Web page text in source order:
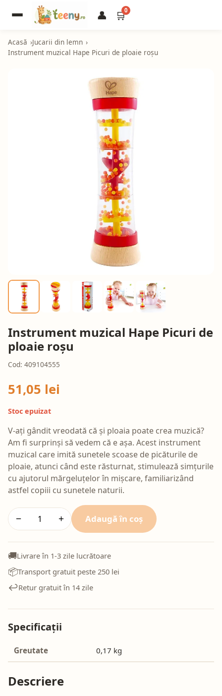
👤 🛒0
Acasă
Jucarii din lemn
Instrument muzical Hape Picuri de ploaie roșu
Instrument muzical Hape Picuri de
ploaie roșu
Cod: 409104555
51,05 lei
Stoc epuizat
V-ați gândit vreodată că și ploaia poate crea muzică?
Am fi surprinși să vedem că e așa. Acest instrument
muzical care imită sunetele scoase de picăturile de
ploaie, atunci când este răsturnat, stimulează simțurile
cu ajutorul mărgeluțelor în mișcare, familiarizând
astfel copiii cu sunetele naturii.
− + Adaugă în coș
🚚Livrare în 1-3 zile lucrătoare
📦Transport gratuit peste 250 lei
↩️Retur gratuit în 14 zile
Specificații
Greutate 0,17 kg
Descriere